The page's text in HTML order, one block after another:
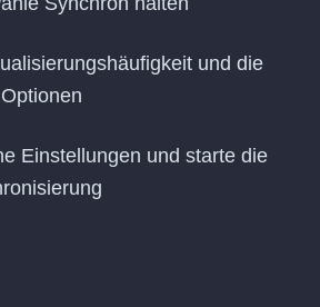
und die
Einstellungen und starte die